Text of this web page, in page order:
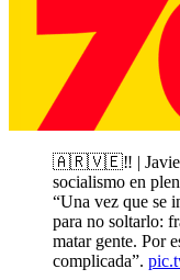
🇦🇷🇻🇪‼️ | Javier
socialismo en
“Una vez que se
para no soltarlo:
matar gente. Por
complicada”.